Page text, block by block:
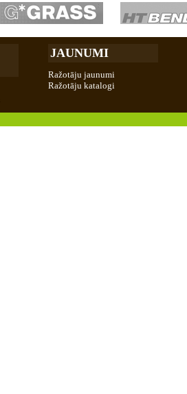
JAUNUMI
Ražotāju jaunumi
Ražotāju katalogi